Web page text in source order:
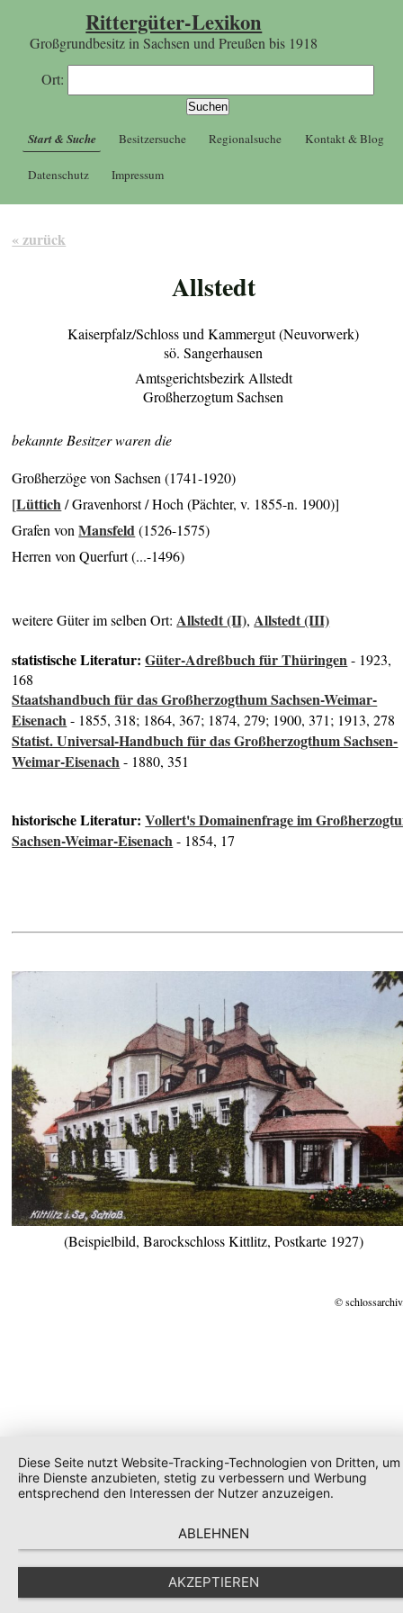
Rittergüter-Lexikon
Großgrundbesitz in Sachsen und Preußen bis 1918
Ort:
Start & Suche Besitzersuche Regionalsuche Kontakt & Blog
Datenschutz Impressum
« zurück
Allstedt
Kaiserpfalz/Schloss und Kammergut (Neuvorwerk)
sö. Sangerhausen
Amtsgerichtsbezirk Allstedt
Großherzogtum Sachsen
bekannte Besitzer waren die
Großherzöge von Sachsen (1741-1920)
[Lüttich/ Gravenhorst / Hoch (Pächter, v. 1855-n. 1900)]
Grafen vonMansfeld(1526-1575)
Herren von Querfurt (...-1496)
weitere Güter im selben Ort: Allstedt (II), Allstedt (III)
statistische Literatur:Güter-Adreßbuch für Thüringen- 1923,
168
Staatshandbuch für das Großherzogthum Sachsen-Weimar-
Eisenach- 1855, 318; 1864, 367; 1874, 279; 1900, 371; 1913, 278
Statist. Universal-Handbuch für das Großherzogthum Sachsen-
Weimar-Eisenach- 1880, 351
historische Literatur:Vollert's Domainenfrage im
Sachsen-Weimar-Eisenach- 1854, 17
(Beispielbild, Barockschloss Kittlitz, Postkarte 1927)
©
Diese Seite nutzt Website-Tracking-Technologien von Dritten, um
ihre Dienste anzubieten, stetig zu verbessern und Werbung
entsprechend den Interessen der Nutzer anzuzeigen.
ABLEHNEN
AKZEPTIEREN